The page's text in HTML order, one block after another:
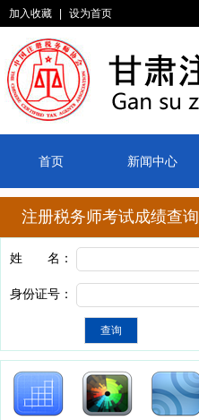
加入收藏 设为首页
首页 新闻中心
注册税务师考试成绩查询
姓 名：
身份证号：